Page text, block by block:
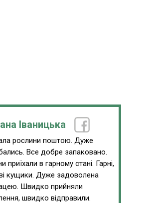
Іваницька
рослини поштою. Дуже
Все добре запаковано.
приїхали в гарному стані. Гарні,
кущики. Дуже задоволена
Швидко прийняли
швидко відправили.